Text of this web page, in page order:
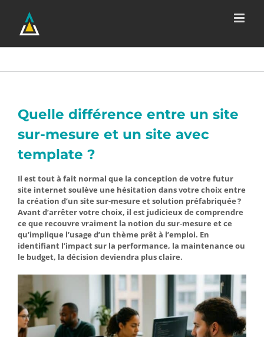
contenu
Quelle différence entre un site
sur-mesure et un site avec
template ?
Il est tout à fait normal que la conception de votre futur
site internet soulève une hésitation dans votre choix entre
la création d’un site sur-mesure et solution préfabriquée ?
Avant d’arrêter votre choix, il est judicieux de comprendre
ce que recouvre vraiment la notion du sur‑mesure et ce
qu’implique l’usage d’un thème prêt à l’emploi. En
identifiant l’impact sur la performance, la maintenance ou
le budget, la décision deviendra plus claire.